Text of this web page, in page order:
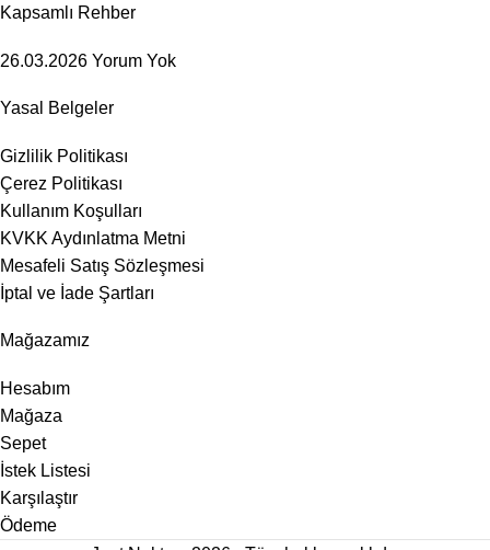
Kapsamlı Rehber
26.03.2026 Yorum Yok
Yasal Belgeler
Gizlilik Politikası
Çerez Politikası
Kullanım Koşulları
KVKK Aydınlatma Metni
Mesafeli Satış Sözleşmesi
İptal ve İade Şartları
Mağazamız
Hesabım
Mağaza
Sepet
İstek Listesi
Karşılaştır
Ödeme